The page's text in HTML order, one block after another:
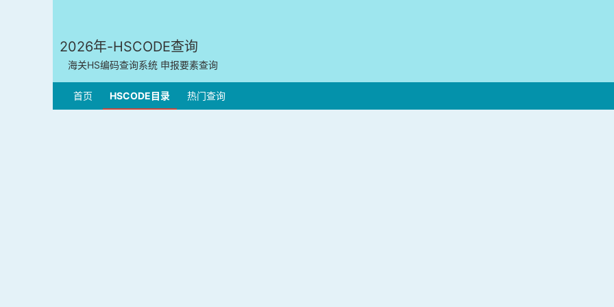
2026年-HSCODE查询
海关HS编码查询系统 申报要素查询
首页 HSCODE目录 热门查询